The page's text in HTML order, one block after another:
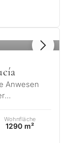
Anwesen
Wohnfläche
1290 m²